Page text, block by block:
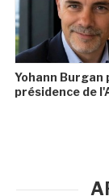
Yohann Burgan
présidence de